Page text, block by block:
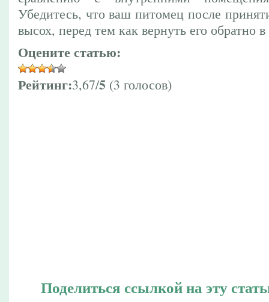
Убедитесь, что ваш питомец после
высох, перед тем как вернуть его обратно
Оцените статью:
Рейтинг:3,67/5 (3 голосов)
Поделиться ссылкой на эту